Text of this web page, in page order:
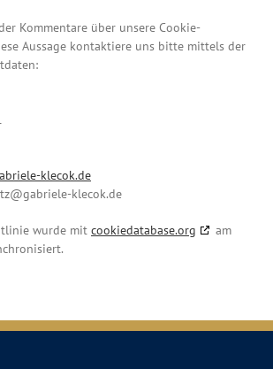
Kommentare über unsere Cookie-
Aussage kontaktiere uns bitte mittels der
klecok.de
gabriele-klecok.de
wurde mit cookiedatabase.org
am